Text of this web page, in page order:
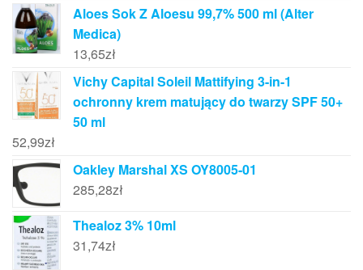
Aloes Sok Z Aloesu 99,7% 500 ml (Alter
Medica)
13,65zł
Vichy Capital Soleil Mattifying 3-in-1
ochronny krem matujący do twarzy SPF 50+
50 ml
52,99zł
Oakley Marshal XS OY8005-01
285,28zł
Thealoz 3% 10ml
31,74zł